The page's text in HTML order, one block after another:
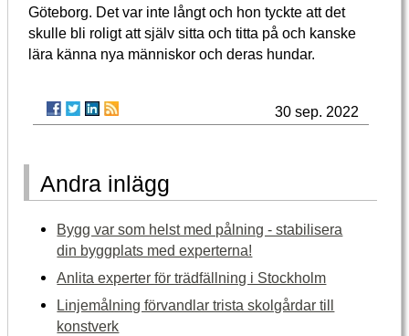
Göteborg. Det var inte långt och hon tyckte att det
skulle bli roligt att själv sitta och titta på och kanske
lära känna nya människor och deras hundar.
30 sep. 2022
Andra inlägg
Bygg var som helst med pålning - stabilisera
din byggplats med experterna!
Anlita experter för trädfällning i Stockholm
Linjemålning förvandlar trista skolgårdar till
konstverk